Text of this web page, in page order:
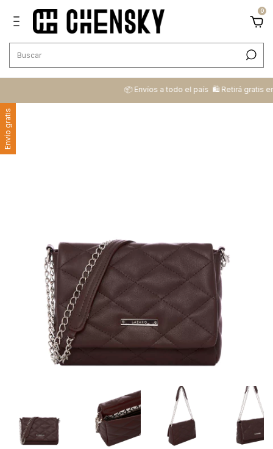
0
📦 ​Envíos a todo el país ​ 🛍️​ Retirá gratis en
Envío gratis